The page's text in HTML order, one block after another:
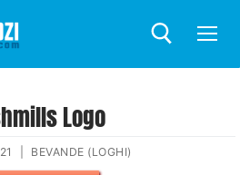
Logo
BEVANDE (LOGHI)